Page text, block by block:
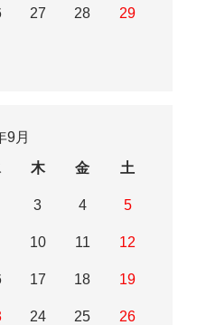
27 28 29
9月
木 金 土
3 4 5
10 11 12
17 18 19
24 25 26